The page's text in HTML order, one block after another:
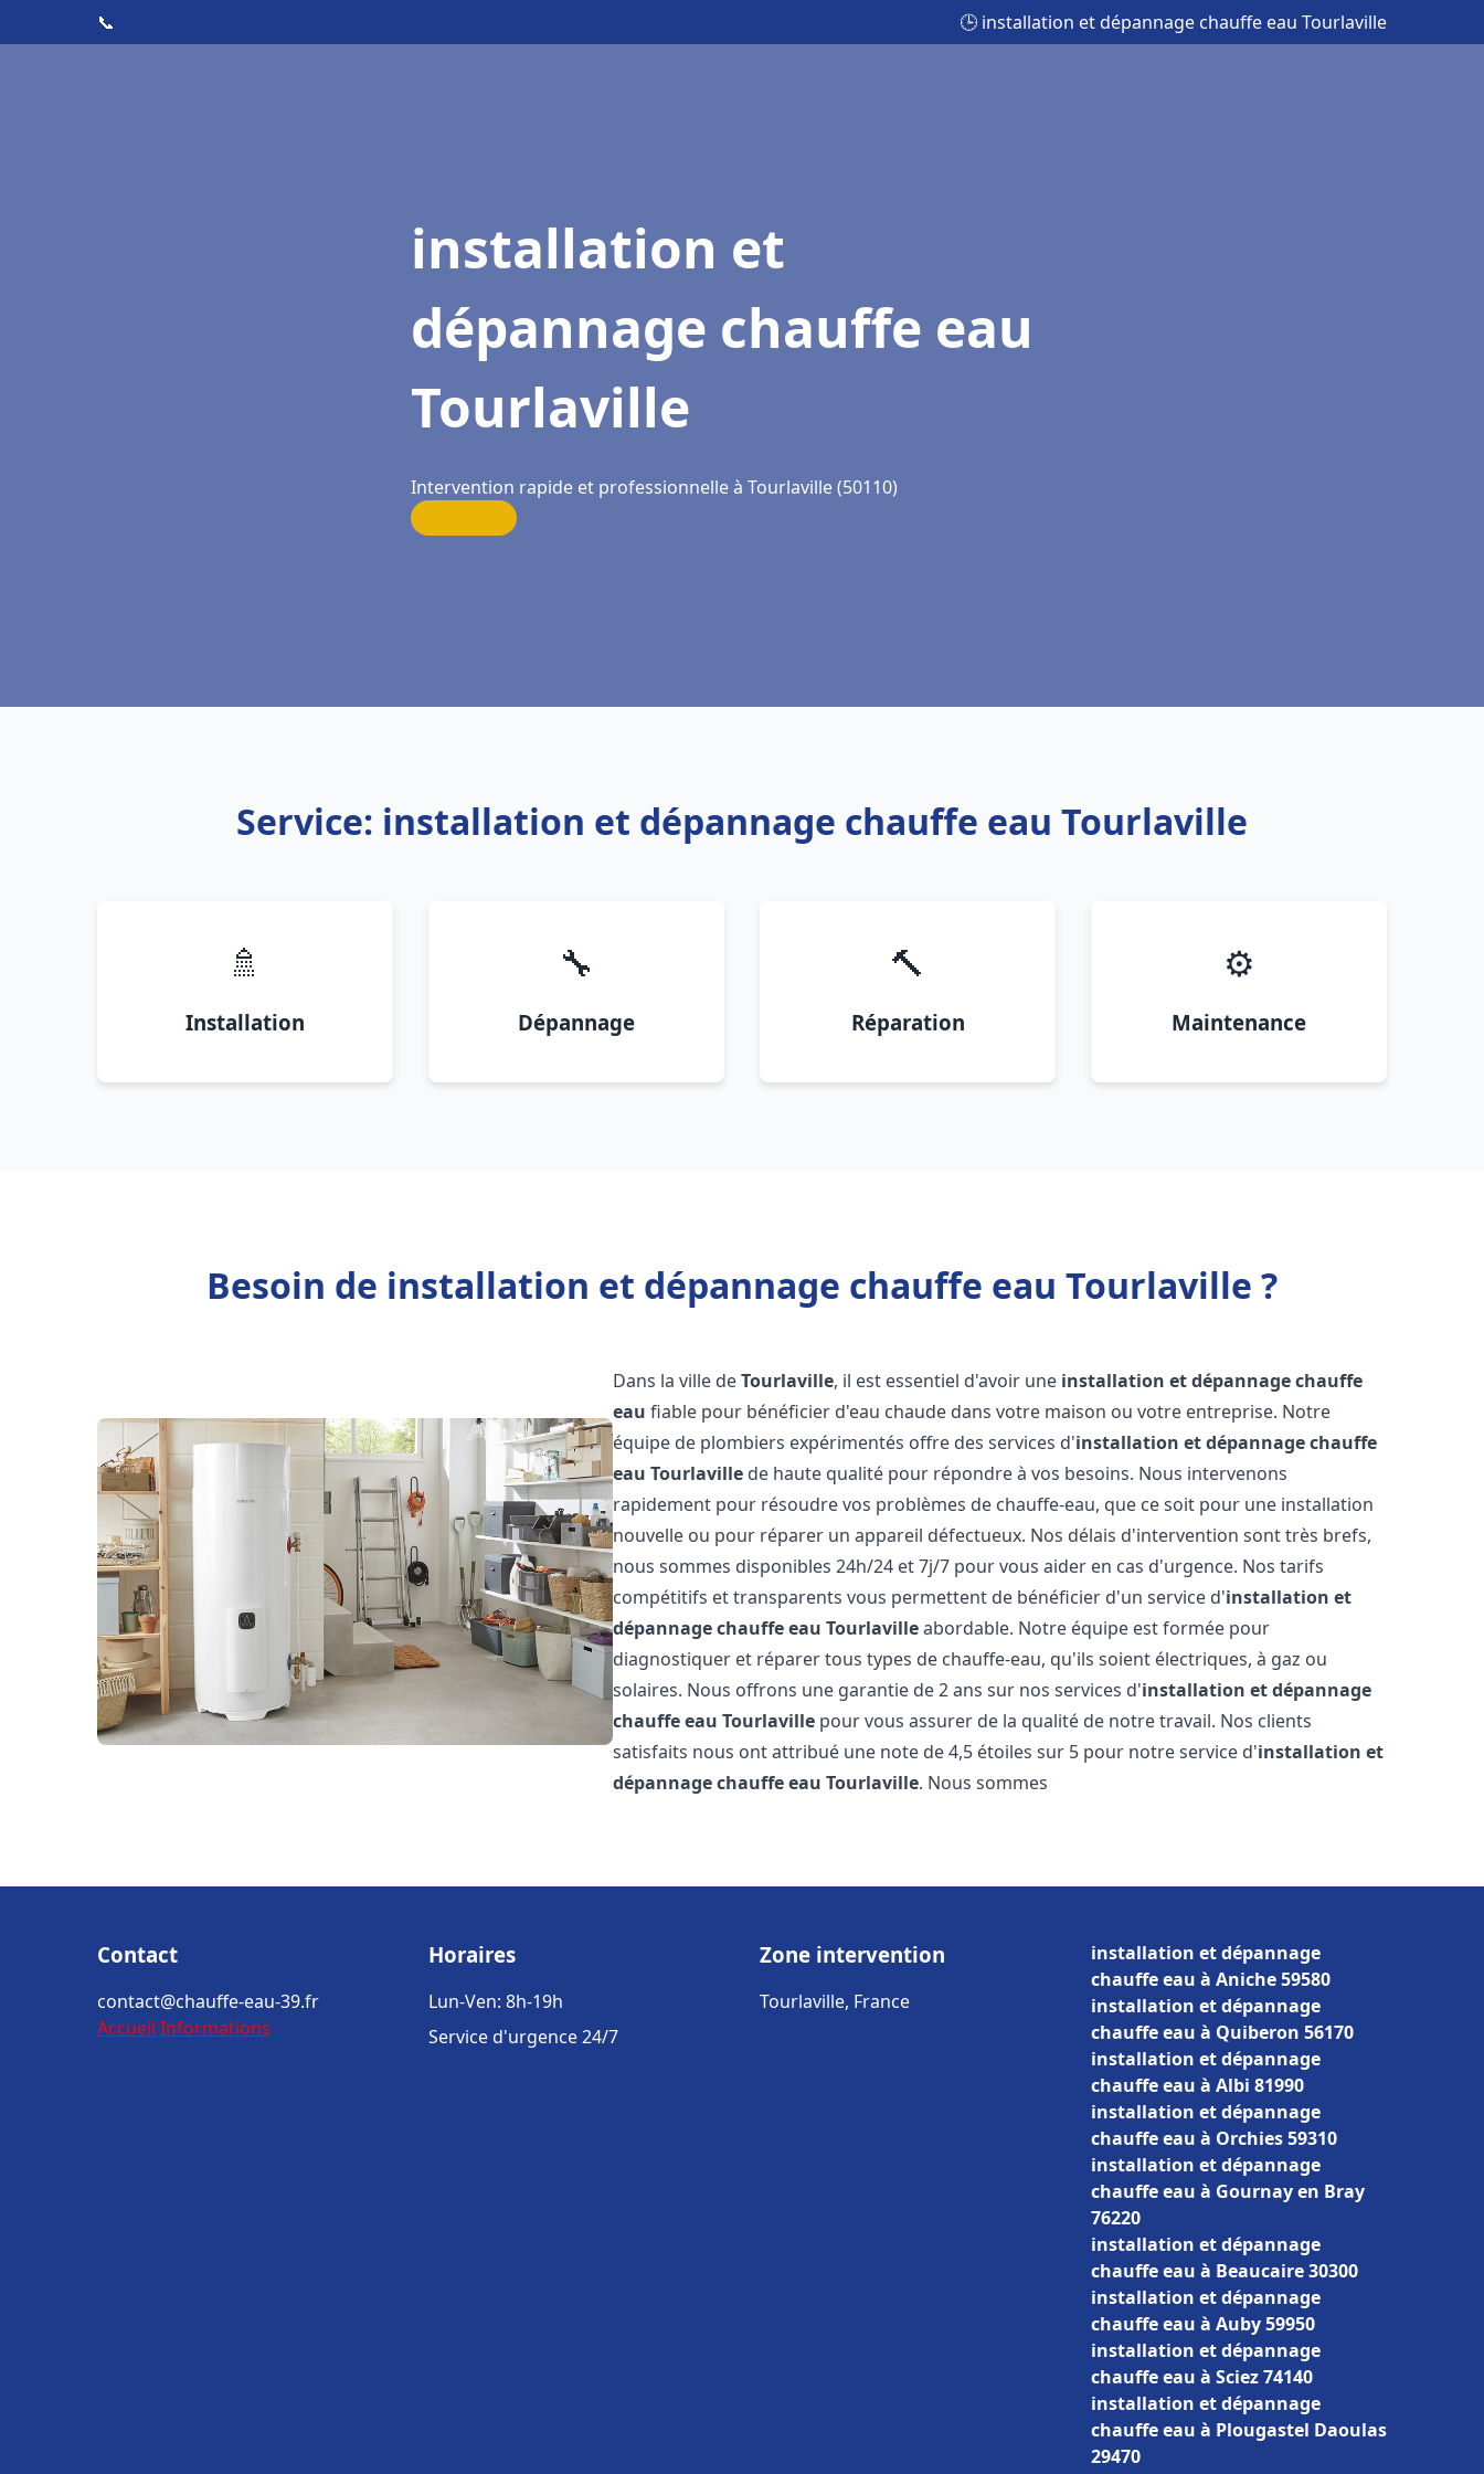
📞 🕒 installation et dépannage chauffe eau Tourlaville
installation et
dépannage chauffe eau
Tourlaville
Intervention rapide et professionnelle à Tourlaville (50110)
Service: installation et dépannage chauffe eau Tourlaville
🚿
Installation
🔧
Dépannage
🔨
Réparation
⚙️
Maintenance
Besoin de installation et dépannage chauffe eau Tourlaville ?
Dans la ville deTourlaville, il est essentiel d'avoir une installation et dépannage chauffe
eau fiable pour bénéficier d'eau chaude dans votre maison ou votre entreprise. Notre
équipe de plombiers expérimentés offre des services d'installation et dépannage chauffe
eau Tourlaville de haute qualité pour répondre à vos besoins. Nous intervenons
rapidement pour résoudre vos problèmes de chauffe-eau, que ce soit pour une installation
nouvelle ou pour réparer un appareil défectueux. Nos délais d'intervention sont très brefs,
nous sommes disponibles 24h/24 et 7j/7 pour vous aider en cas d'urgence. Nos tarifs
compétitifs et transparents vous permettent de bénéficier d'un service d'installation et
dépannage chauffe eau Tourlavilleabordable. Notre équipe est formée pour
diagnostiquer et réparer tous types de chauffe-eau, qu'ils soient électriques, à gaz ou
solaires. Nous offrons une garantie de 2 ans sur nos services d'installation et dépannage
chauffe eau Tourlaville pour vous assurer de la qualité de notre travail. Nos clients
satisfaits nous ont attribué une note de 4,5 étoiles sur 5 pour notre service d'installation et
dépannage chauffe eau Tourlaville. Nous sommes
Contact
contact@chauffe-eau-39.fr
Accueil Informations
Horaires
Lun-Ven: 8h-19h
Service d'urgence 24/7
Zone intervention
Tourlaville, France
installation et dépannage
chauffe eau à Aniche 59580
installation et dépannage
chauffe eau à Quiberon 56170
installation et dépannage
chauffe eau à Albi 81990
installation et dépannage
chauffe eau à Orchies 59310
installation et dépannage
chauffe eau à Gournay en Bray
76220
installation et dépannage
chauffe eau à Beaucaire 30300
installation et dépannage
chauffe eau à Auby 59950
installation et dépannage
chauffe eau à Sciez 74140
installation et dépannage
chauffe eau à Plougastel Daoulas
29470